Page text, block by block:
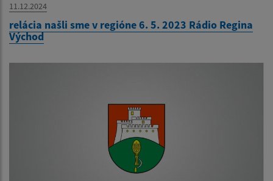
11.12.2024
relácia našli sme v regióne 6. 5. 2023 Rádio Regina
Východ